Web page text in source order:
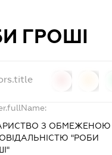
ГРОШІ
З ОБМЕЖЕНОЮ
"РОБИ